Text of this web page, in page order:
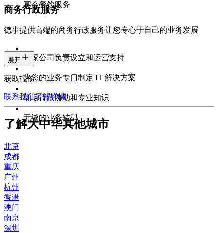
宴会餐饮服务
商务行政服务
德事提供高端的商务行政服务让您专心于自己的业务发展
专家公司负责设立和运营支持
为您的业务专门制定 IT 解决方案
现场行政协助和专业知识
无缝的业务转型
展开
获取报价
联系我们了解详情
了解大中华其他城市
北京
成都
重庆
广州
杭州
香港
澳门
南京
深圳